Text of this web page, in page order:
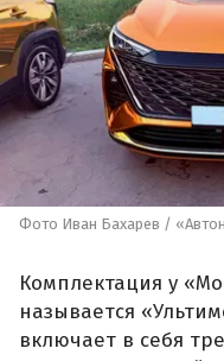
Фото Иван Бахарев /
Комплектация у
называется
включает в себя